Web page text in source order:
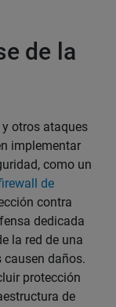
de la
otros ataques
implementar
como un
de
contra
dedicada
la red de una
daños.
protección
de